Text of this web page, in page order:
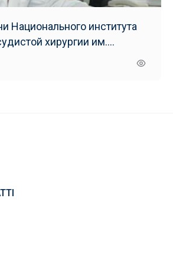
Национального института
хирургии им.
в Бердянск